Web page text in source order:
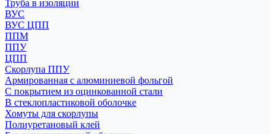
Труба в изоляции
ВУС
ВУС ЦПП
ППМ
ППУ
ЦПП
Скорлупа ППУ
Армированная с алюминиевой фольгой
С покрытием из оцинкованной стали
В стеклопластиковой оболочке
Хомуты для скорлупы
Полиуретановый клей